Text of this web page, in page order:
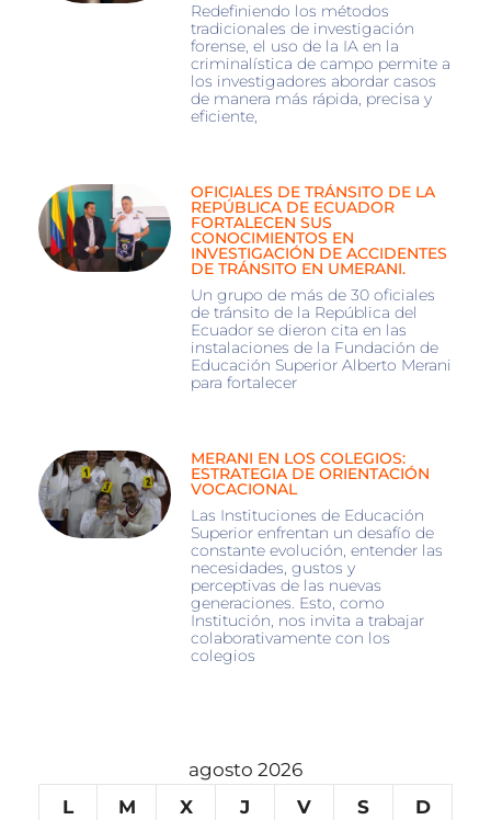
Redefiniendo los métodos
tradicionales de investigación
forense, el uso de la IA en la
criminalística de campo permite a
los investigadores abordar casos
de manera más rápida, precisa y
eficiente,
OFICIALES DE TRÁNSITO DE LA
REPÚBLICA DE ECUADOR
FORTALECEN SUS
CONOCIMIENTOS EN
INVESTIGACIÓN DE ACCIDENTES
DE TRÁNSITO EN UMERANI.
Un grupo de más de 30 oficiales
de tránsito de la República del
Ecuador se dieron cita en las
instalaciones de la Fundación de
Educación Superior Alberto Merani
para fortalecer
MERANI EN LOS COLEGIOS:
ESTRATEGIA DE ORIENTACIÓN
VOCACIONAL
Las Instituciones de Educación
Superior enfrentan un desafío de
constante evolución, entender las
necesidades, gustos y
perceptivas de las nuevas
generaciones. Esto, como
Institución, nos invita a trabajar
colaborativamente con los
colegios
agosto 2026
L
M X J V S D